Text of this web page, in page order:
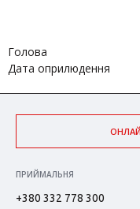
Голова
Дата оприлюдення
ПРИЙМАЛЬНЯ
+380 332 778 300